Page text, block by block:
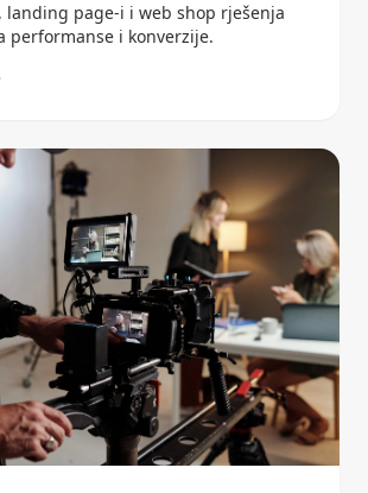
landing page-i i web shop rješenja
performanse i konverzije.